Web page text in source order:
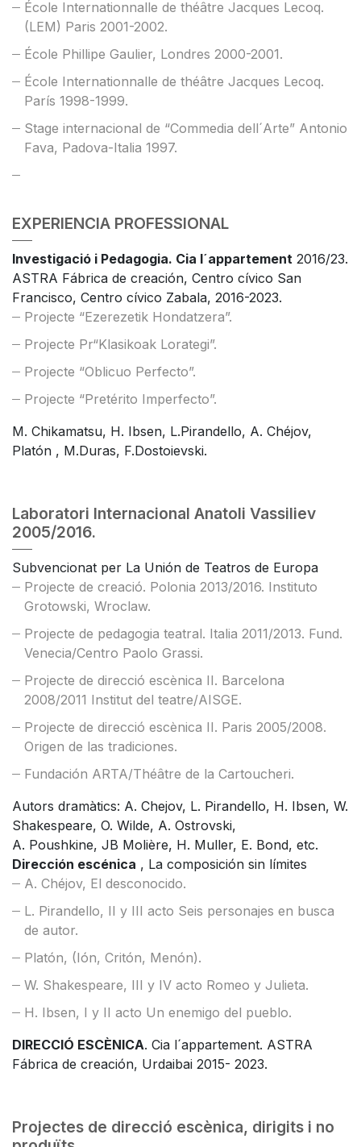
École Internationnalle de théâtre Jacques Lecoq.
(LEM) Paris 2001-2002.
École Phillipe Gaulier, Londres 2000-2001.
École Internationnalle de théâtre Jacques Lecoq.
París 1998-1999.
Stage internacional de “Commedia dell´Arte” Antonio
Fava, Padova-Italia 1997.
EXPERIENCIA PROFESSIONAL
Investigació i Pedagogia. Cia l´appartement 2016/23.
ASTRA Fábrica de creación, Centro cívico San
Francisco, Centro cívico Zabala, 2016-2023.
Projecte “Ezerezetik Hondatzera”.
Projecte Pr“Klasikoak Lorategi”.
Projecte “Oblicuo Perfecto”.
Projecte “Pretérito Imperfecto”.
M. Chikamatsu, H. Ibsen, L.Pirandello, A. Chéjov,
Platón , M.Duras, F.Dostoievski.
Laboratori Internacional Anatoli Vassiliev
2005/2016.
Subvencionat per La Unión de Teatros de Europa
Projecte de creació. Polonia 2013/2016. Instituto
Grotowski, Wroclaw.
Projecte de pedagogia teatral. Italia 2011/2013. Fund.
Venecia/Centro Paolo Grassi.
Projecte de direcció escènica II. Barcelona
2008/2011 Institut del teatre/AISGE.
Projecte de direcció escènica II. Paris 2005/2008.
Origen de las tradiciones.
Fundación ARTA/Théâtre de la Cartoucheri.
Autors dramàtics: A. Chejov, L. Pirandello, H. Ibsen, W.
Shakespeare, O. Wilde, A. Ostrovski,
A. Poushkine, JB Molière, H. Muller, E. Bond, etc.
Dirección escénica , La composición sin límites
A. Chéjov, El desconocido.
L. Pirandello, II y III acto Seis personajes en busca
de autor.
Platón, (Ión, Critón, Menón).
W. Shakespeare, III y IV acto Romeo y Julieta.
H. Ibsen, I y II acto Un enemigo del pueblo.
DIRECCIÓ ESCÈNICA. Cia l´appartement. ASTRA
Fábrica de creación, Urdaibai 2015- 2023.
Projectes de direcció escènica, dirigits i no